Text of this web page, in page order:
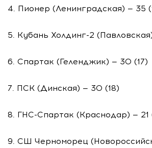
4. Пионер (Ленинградская) — 35
5. Кубань Холдинг-2
6. Спартак (Геленджик) — 30 (17)
7. ПСК (Динская) — 30 (18)
8. ГНС-Спартак (Краснодар) — 21
9. СШ Черноморец